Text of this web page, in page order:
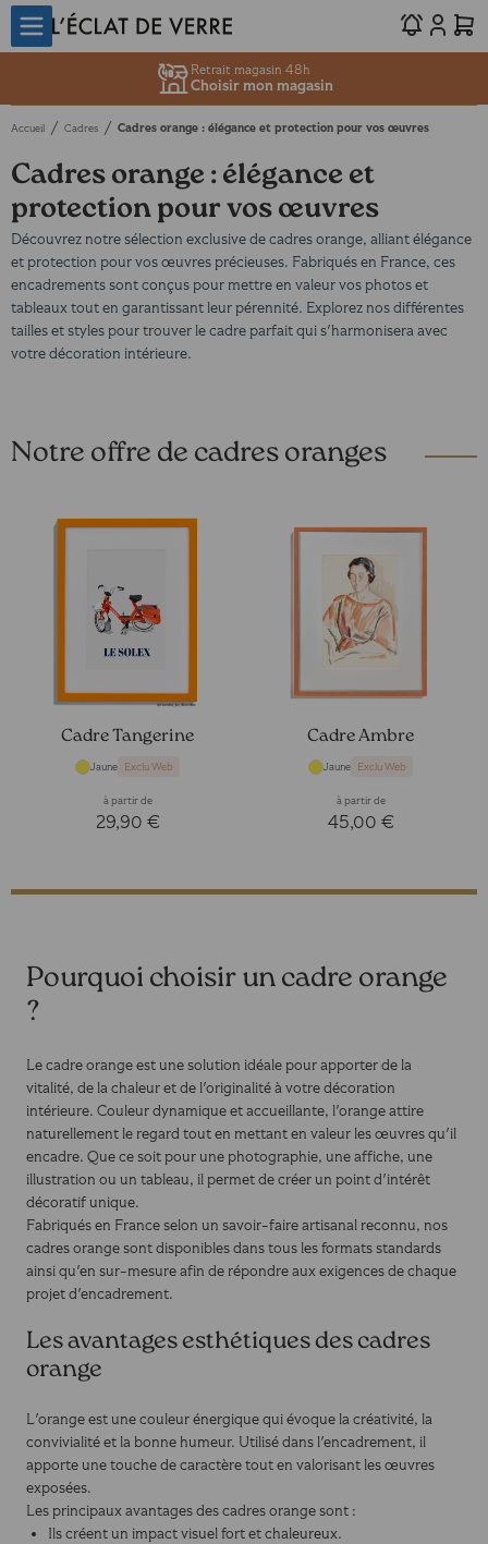
Retrait magasin 48h
Choisir mon magasin
Accueil / Cadres / Cadres orange : élégance et protection pour vos œuvres
Cadres orange : élégance et
protection pour vos œuvres
Découvrez notre sélection exclusive de cadres orange, alliant élégance
et protection pour vos œuvres précieuses. Fabriqués en France, ces
encadrements sont conçus pour mettre en valeur vos photos et
tableaux tout en garantissant leur pérennité. Explorez nos différentes
tailles et styles pour trouver le cadre parfait qui s'harmonisera avec
votre décoration intérieure.
Notre offre de cadres oranges
Cadre Tangerine
Jaune Exclu Web
à partir de
29,90 €
Cadre Ambre
Jaune Exclu Web
à partir de
45,00 €
Pourquoi choisir un cadre orange
?
Le cadre orange est une solution idéale pour apporter de la
vitalité, de la chaleur et de l'originalité à votre décoration
intérieure. Couleur dynamique et accueillante, l'orange attire
naturellement le regard tout en mettant en valeur les œuvres qu'il
encadre. Que ce soit pour une photographie, une affiche, une
illustration ou un tableau, il permet de créer un point d'intérêt
décoratif unique.
Fabriqués en France selon un savoir-faire artisanal reconnu, nos
cadres orange sont disponibles dans tous les formats standards
ainsi qu'en sur-mesure afin de répondre aux exigences de chaque
projet d'encadrement.
Les avantages esthétiques des cadres
orange
L'orange est une couleur énergique qui évoque la créativité, la
convivialité et la bonne humeur. Utilisé dans l'encadrement, il
apporte une touche de caractère tout en valorisant les œuvres
exposées.
Les principaux avantages des cadres orange sont :
Ils créent un impact visuel fort et chaleureux.